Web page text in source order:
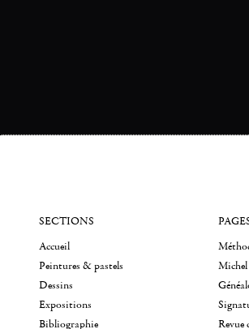
SECTIONS
Accueil
Peintures & pastels
Dessins
Expositions
Bibliographie
Revue